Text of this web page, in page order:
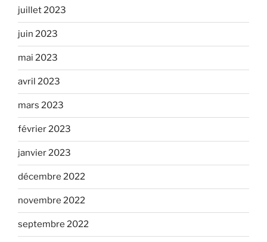
juillet 2023
juin 2023
mai 2023
avril 2023
mars 2023
février 2023
janvier 2023
décembre 2022
novembre 2022
septembre 2022